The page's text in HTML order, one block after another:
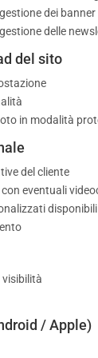
dei banner
delle
del sito
in modalità
del cliente
eventuali
disponibili
visibilità
/ Apple)